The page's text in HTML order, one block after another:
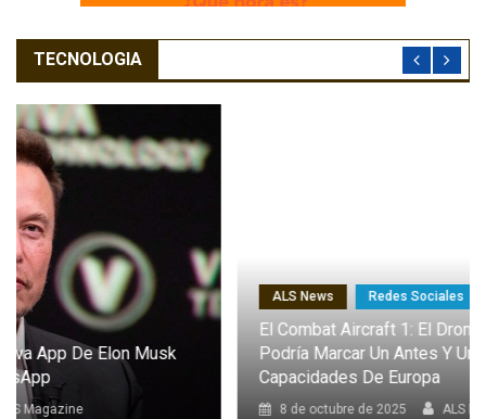
TECNOLOGIA
ALS News Redes Sociales
El Combat Aircraft 1: El Dron Furtivo Con IA Que
Podría Marcar Un Antes Y Un Después En Las
Capacidades De Europa
8 de octubre de 2025 ALS Magazine